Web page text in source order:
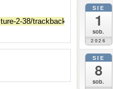
SIE
1
sob.
2026
SIE
8
sob.